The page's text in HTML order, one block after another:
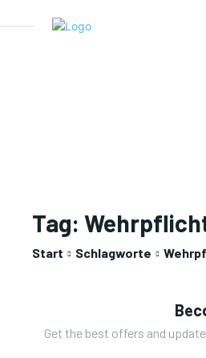
Tag:
Start Schlagworte
Get the best offers and